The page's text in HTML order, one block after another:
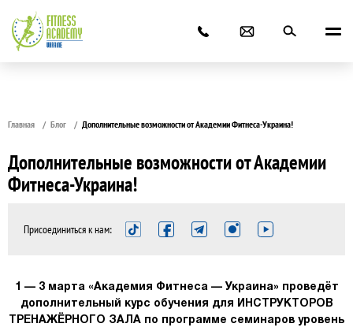
Главная Блог Дополнительные возможности от Академии Фитнеса-Украина!
Дополнительные возможности от Академии
Фитнеса-Украина!
Присоединиться к нам:
1 — 3 марта «Академия Фитнеса — Украина» проведёт
дополнительный курс обучения для ИНСТРУКТОРОВ
ТРЕНАЖЁРНОГО ЗАЛА по программе семинаров уровень